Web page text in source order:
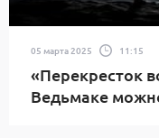
05 марта 2025 11:15
«Перекресток
Ведьмаке